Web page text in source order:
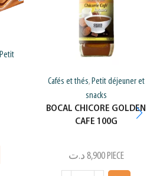
Petit
Cafés et thés, Petit déjeuner et
snacks
BOCAL CHICORE GOLDEN
CAFE 100G
8,900 د.ت PIECE